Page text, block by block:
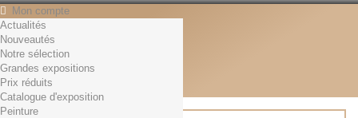
Mon compte
Contact
Français
English
Français
Actualités
Actualités
Nouveautés
Notre sélection
Grandes expositions
Prix réduits
Catalogue d'exposition
Peinture